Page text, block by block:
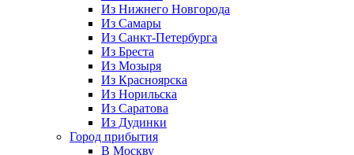
Из Нижнего Новгорода
Из Самары
Из Санкт-Петербурга
Из Бреста
Из Мозыря
Из Красноярска
Из Норильска
Из Саратова
Из Дудинки
Город прибытия
В Москву